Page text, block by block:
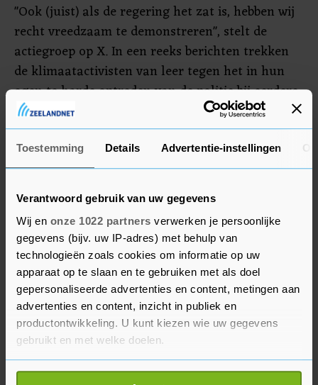
Toestemming Details Advertentie-instellingen
Verantwoord gebruik van uw gegevens
Wij en onze 1022 partners verwerken je persoonlijke
gegevens (bijv. uw IP-adres) met behulp van
technologieën zoals cookies om informatie op uw
apparaat op te slaan en te gebruiken met als doel
gepersonaliseerde advertenties en content, metingen aan
advertenties en content, inzicht in publiek en
productontwikkeling. U kunt kiezen wie uw gegevens
gebruikt en met welke doelen.
Als u het toestaat, willen we ook graag:
"Ook (juist) als de regering het zat is, hebben wij
recht vreedzaam te demonstreren", stelt de
actiegroep op X. In een reeks berichten trekken
de klimaatactivisten van leer tegen het in hun
ogen te harde optreden van de politie bij eerdere
demonstraties, onder meer op de A12 in Den
Haag. Volgens XR is sprake van "intimideren en
criminaliseren van vreedzaam activisme".